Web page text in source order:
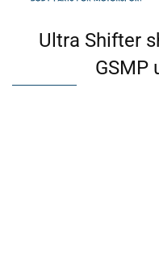
Ultra Shifter
GSMP